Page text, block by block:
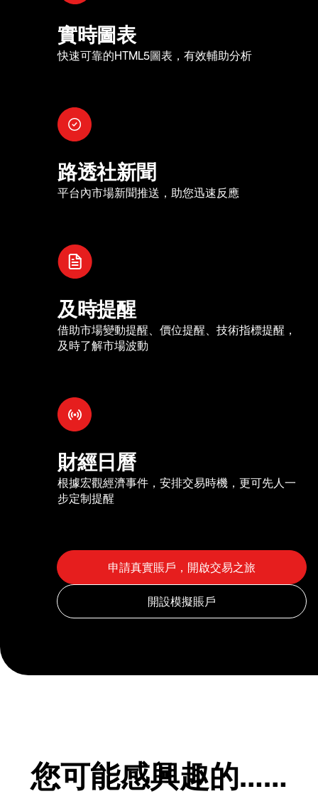
實時圖表
快速可靠的HTML5圖表，有效輔助分析
路透社新聞
平台內市場新聞推送，助您迅速反應
及時提醒
借助市場變動提醒、價位提醒、技術指標提醒，
及時了解市場波動
財經日曆
根據宏觀經濟事件，安排交易時機，更可先人一
步定制提醒
您可能感興趣的……